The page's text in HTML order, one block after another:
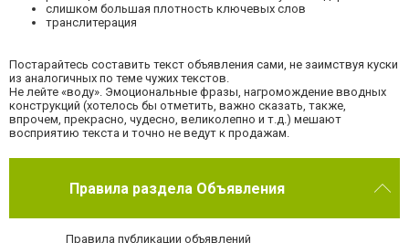
слишком большая плотность ключевых слов
транслитерация
Постарайтесь составить текст объявления сами, не заимствуя куски
из аналогичных по теме чужих текстов.
Не лейте «воду». Эмоциональные фразы, нагромождение вводных
конструкций (хотелось бы отметить, важно сказать, также,
впрочем, прекрасно, чудесно, великолепно и т.д.) мешают
восприятию текста и точно не ведут к продажам.
Правила раздела Объявления
Правила публикации объявлений